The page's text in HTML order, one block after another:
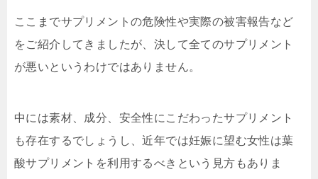
ここまでサプリメントの危険性や実際の被害報告など
をご紹介してきましたが、決して全てのサプリメント
が悪いというわけではありません。
中には素材、成分、安全性にこだわったサプリメント
も存在するでしょうし、近年では妊娠に望む女性は葉
酸サプリメントを利用するべきという見方もありま